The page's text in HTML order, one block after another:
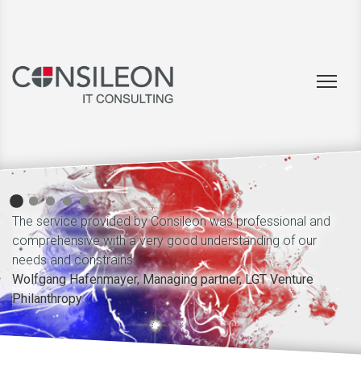
was professional and
understanding of our
partner, LGT Venture
Technical quality of staff
various project roles, as well as
to the project (... [...]
dr Walter Benzing, Head of
AG